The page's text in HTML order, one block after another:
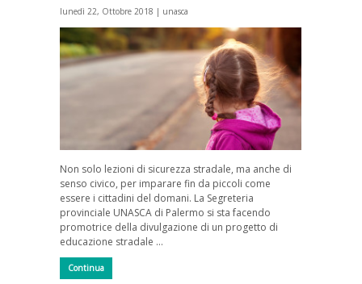
lunedì 22, Ottobre 2018 | unasca
Non solo lezioni di sicurezza stradale, ma anche di
senso civico, per imparare fin da piccoli come
essere i cittadini del domani. La Segreteria
provinciale UNASCA di Palermo si sta facendo
promotrice della divulgazione di un progetto di
educazione stradale …
Continua